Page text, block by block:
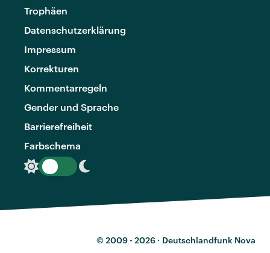
Trophäen
Datenschutzerklärung
Impressum
Korrekturen
Kommentarregeln
Gender und Sprache
Barrierefreiheit
Farbschema
© 2009 - 2026 · Deutschlandfunk Nova